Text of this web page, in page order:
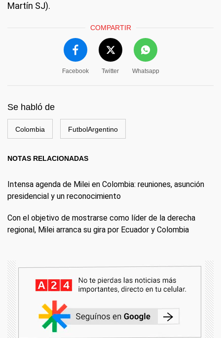
Martín SJ).
COMPARTIR
Facebook Twitter Whatsapp
Se habló de
Colombia FutbolArgentino
NOTAS RELACIONADAS
Intensa agenda de Milei en Colombia: reuniones, asunción
presidencial y un reconocimiento
Con el objetivo de mostrarse como líder de la derecha
regional, Milei arranca su gira por Ecuador y Colombia